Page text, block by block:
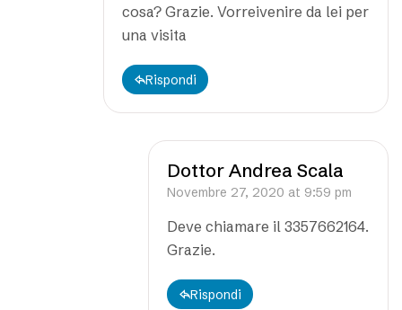
cosa? Grazie. Vorreivenire da lei per
una visita
Rispondi
Dottor Andrea Scala
Novembre 27, 2020 at 9:59 pm
Deve chiamare il 3357662164.
Grazie.
Rispondi